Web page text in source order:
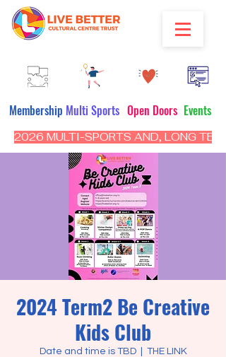
Multi Sports Open Doors Events
Membership
2026 MULTI-SPORTS AND, LONG
2024 Term2 Be Creative
Kids Club
Date and time is TBD
  |
THE LINK